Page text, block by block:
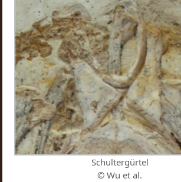
Schultergürtel
© Wu et al.